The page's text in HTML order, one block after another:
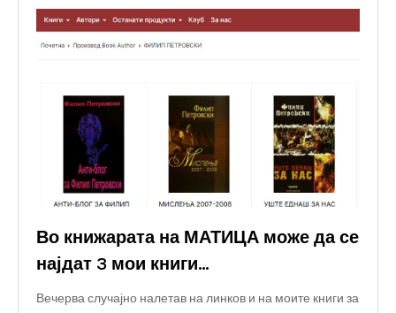
Во книжарата на МАТИЦА може да се
најдат 3 мои книги…
Вечерва случајно налетав на линков и на моите книги за